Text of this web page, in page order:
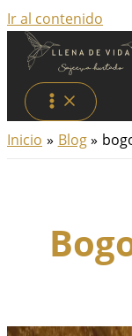
Ir al contenido
Inicio Blog